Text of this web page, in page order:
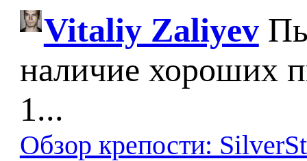
Vitaliy Zaliyev
наличие хороших
1...
Обзор крепости: